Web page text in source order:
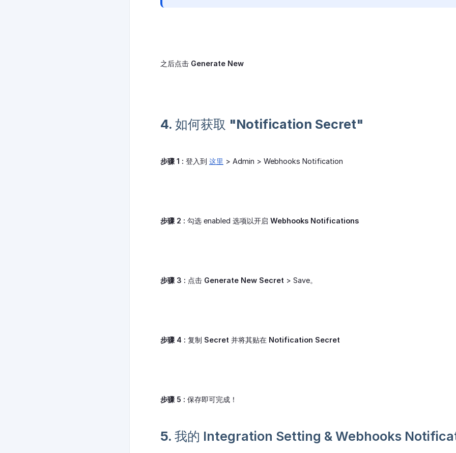
之后点击 Generate New
4. 如何获取 "Notification Secret"
步骤 1 : 登入到 这里 > Admin > Webhooks Notification
步骤 2 : 勾选 enabled 选项以开启 Webhooks Notifications
步骤 3 : 点击 Generate New Secret > Save。
步骤 4 : 复制 Secret 并将其贴在 Notification Secret
步骤 5 : 保存即可完成！
5. 我的 Integration Setting & Webhooks